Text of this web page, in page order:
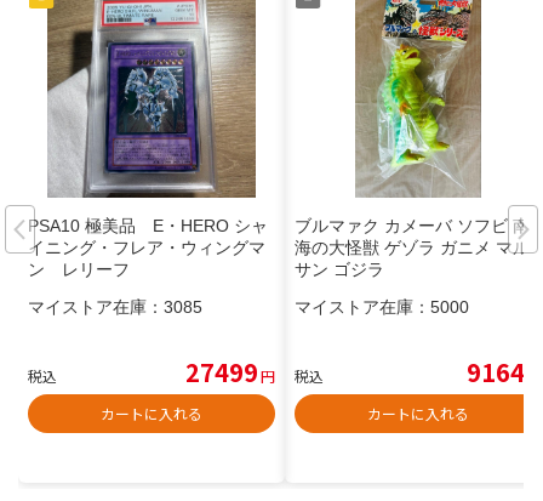
PSA10 極美品 E・HERO シャ
イニング・フレア・ウィングマ
ン レリーフ
マイストア在庫： 3085
税込 27499円
カートに入れる
ブルマァク カメーバ ソフビ 南
海の大怪獣 ゲゾラ ガニメ マル
サン ゴジラ
マイストア在庫： 5000
税込 9164
カートに入れる